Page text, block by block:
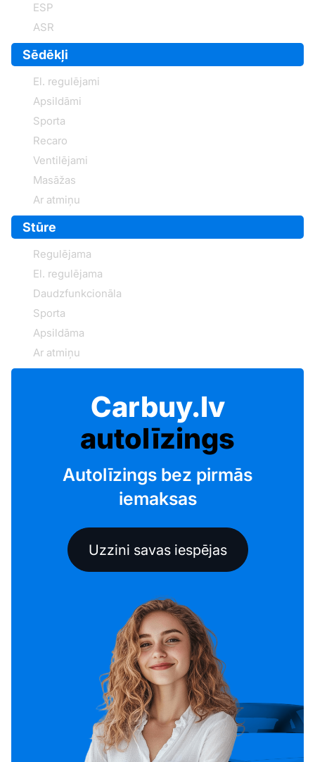
ESP
ASR
Sēdēkļi
El. regulējami
Apsildāmi
Sporta
Recaro
Ventilējami
Masāžas
Ar atmiņu
Stūre
Regulējama
El. regulējama
Daudzfunkcionāla
Sporta
Apsildāma
Ar atmiņu
Carbuy.lv
autolīzings
Autolīzings bez pirmās
iemaksas
Uzzini savas iespējas